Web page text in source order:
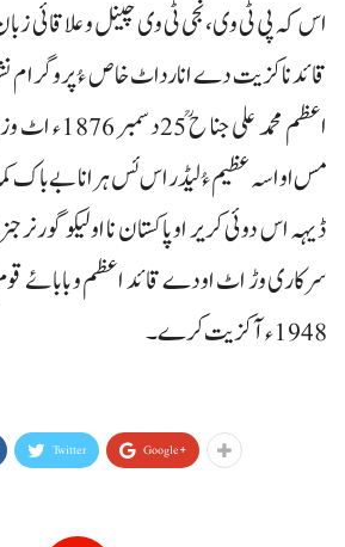
اس کہ پی ٹی وی،نجی ٹی وی چینل و علاقائی
قائد نا کزیت دے انا رداٹ خاص ءُ پروگرام
اعظم محمد علی
مس او اسہ عظیم ءُ لیڈر اس ئس ہرانا بے باک
ڈیہہ اس دوئی کریر او پاکستان نا اولیکو
1948ء آ کزیت کرے۔
Twitter Google+